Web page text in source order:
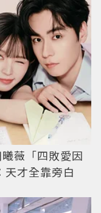
薇「四敗愛因
才全靠旁白